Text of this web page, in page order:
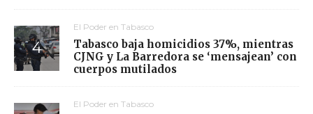
El Poder en Tabasco
Tabasco baja homicidios 37%, mientras
CJNG y La Barredora se ‘mensajean’ con
cuerpos mutilados
El Poder en Tabasco